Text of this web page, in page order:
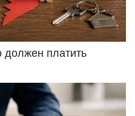
должен платить